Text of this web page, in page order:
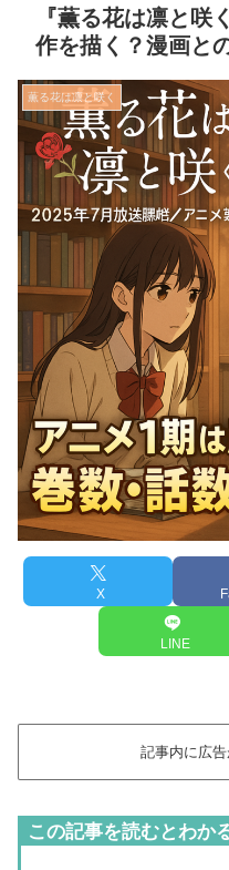
『薫る花は凛と咲
作を描く？漫画と
薫る花は凛と咲く
X
LINE
記事内に広告
この記事を読むとわか